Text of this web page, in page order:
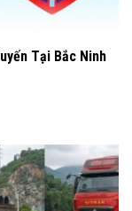
Tại Bắc Ninh